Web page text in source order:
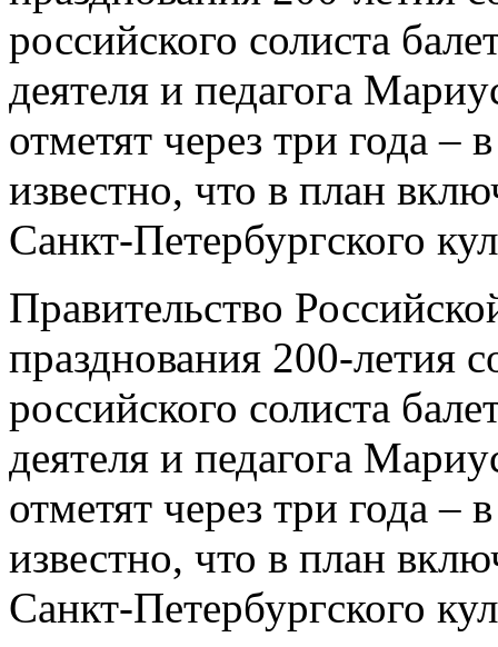
российского солиста
деятеля и педагога
отметят через три года –
известно, что в план
Санкт-Петербургского
Правительство
празднования 200-летия
российского солиста
деятеля и педагога
отметят через три года –
известно, что в план
Санкт-Петербургского